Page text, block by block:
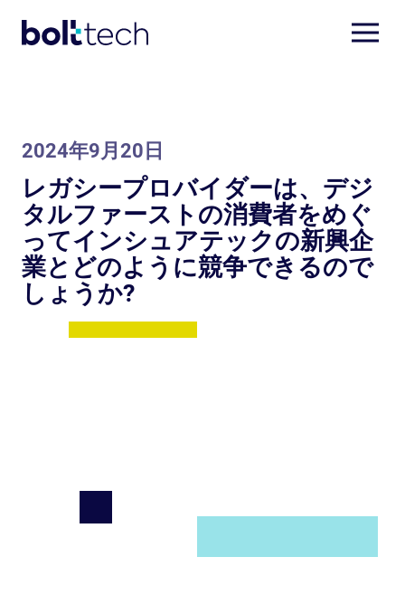
2024年9月20日
レガシープロバイダーは、デジ
タルファーストの消費者をめぐ
ってインシュアテックの新興企
業とどのように競争できるので
しょうか?